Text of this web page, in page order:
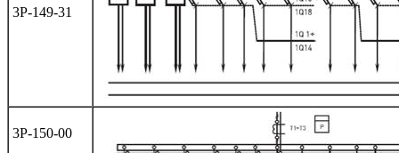
3Р-149-31
3Р-150-00